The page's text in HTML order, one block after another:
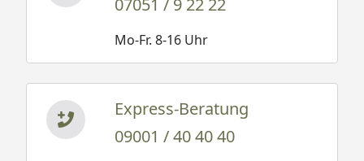
Mo-Fr. 8-16 Uhr
Express-Beratung
09001 / 40 40 40